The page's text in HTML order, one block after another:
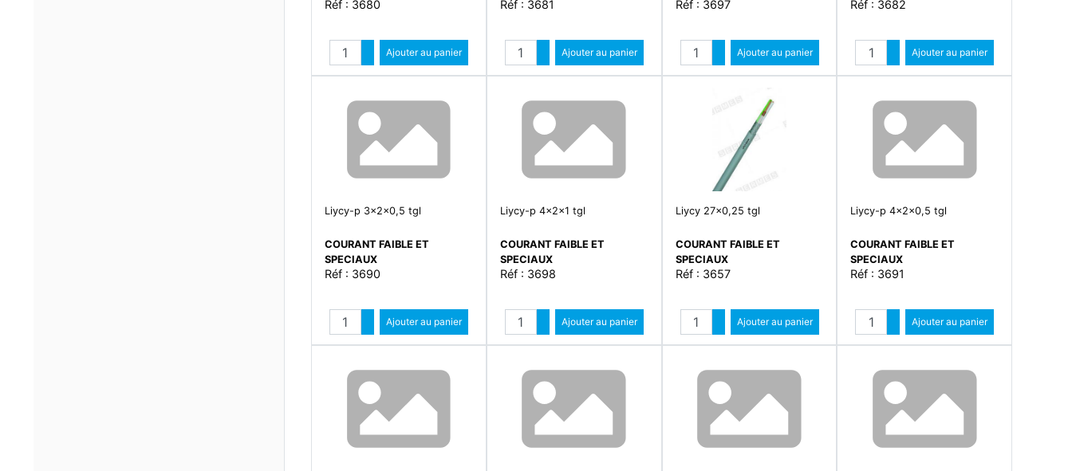
Réf : 3680
Quantité
Augmenter quantité
Diminuer quantité
Ajouter au panier
Réf : 3681
Quantité
Augmenter quantité
Diminuer quantité
Ajouter au panier
Réf : 3697
Quantité
Augmenter quantité
Diminuer quantité
Ajouter au panier
Réf : 3682
Quantité
Augmenter quantité
Diminuer quantité
Ajouter au panier
Liycy-p 3x2x0,5 tgl
COURANT FAIBLE ET
SPECIAUX
Réf : 3690
Quantité
Augmenter quantité
Diminuer quantité
Ajouter au panier
Liycy-p 4x2x1 tgl
COURANT FAIBLE ET
SPECIAUX
Réf : 3698
Quantité
Augmenter quantité
Diminuer quantité
Ajouter au panier
Liycy 27x0,25 tgl
COURANT FAIBLE ET
SPECIAUX
Réf : 3657
Quantité
Augmenter quantité
Diminuer quantité
Ajouter au panier
Liycy-p 4x2x0,5 tgl
COURANT FAIBLE ET
SPECIAUX
Réf : 3691
Quantité
Augmenter quantité
Diminuer quantité
Ajouter au panier